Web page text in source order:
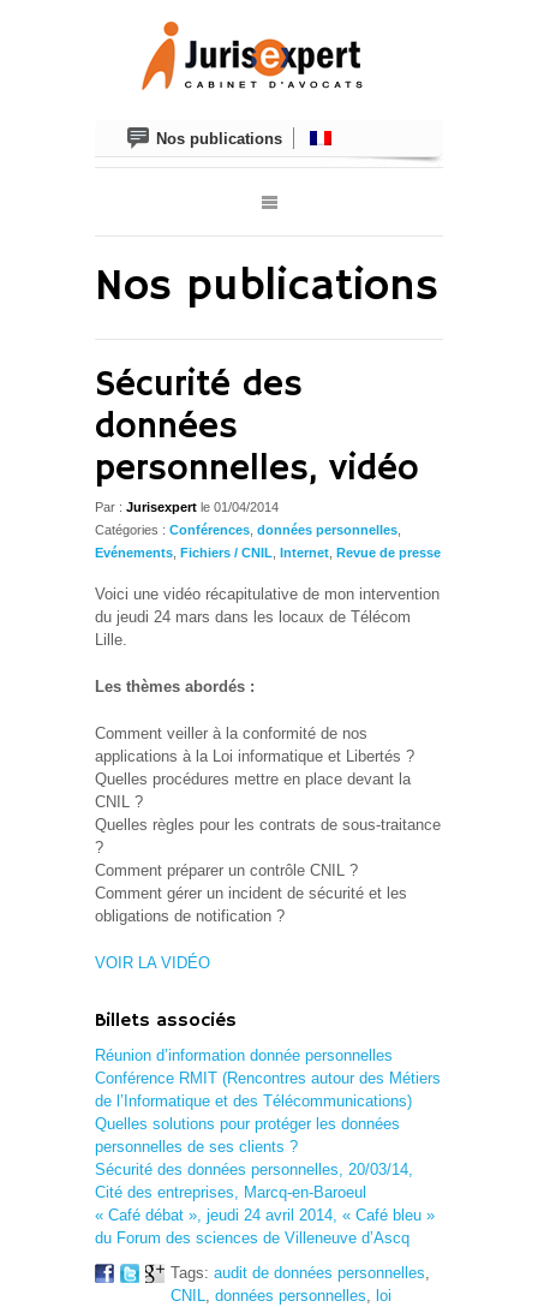
Nos publications
Nos publications
Sécurité des
données
personnelles, vidéo
Par : Jurisexpert le 01/04/2014
Catégories : Conférences données personnelles
Evénements Fichiers / CNIL Internet Revue de presse
Voici une vidéo récapitulative de mon intervention
du jeudi 24 mars dans les locaux de Télécom
Lille.
Les thèmes abordés :
Comment veiller à la conformité de nos
applications à la Loi informatique et Libertés ?
Quelles procédures mettre en place devant la
CNIL ?
Quelles règles pour les contrats de sous-traitance
?
Comment préparer un contrôle CNIL ?
Comment gérer un incident de sécurité et les
obligations de notification ?
VOIR LA VIDÉO
Billets associés
Réunion d’information donnée personnelles
Conférence RMIT (Rencontres autour des Métiers
de l’Informatique et des Télécommunications)
Quelles solutions pour protéger les données
personnelles de ses clients ?
Sécurité des données personnelles, 20/03/14,
Cité des entreprises, Marcq-en-Baroeul
« Café débat », jeudi 24 avril 2014, « Café bleu »
du Forum des sciences de Villeneuve d’Ascq
Tags: audit de données personnelles,
CNIL, données personnelles, loi